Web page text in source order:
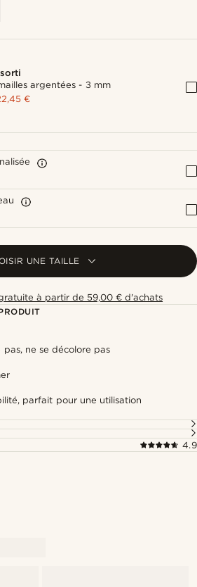
argentées - 3 mm
€
UNE TAILLE
à partir de 59,00 € d'achats
ne se décolore pas
parfait pour une utilisation
4.9